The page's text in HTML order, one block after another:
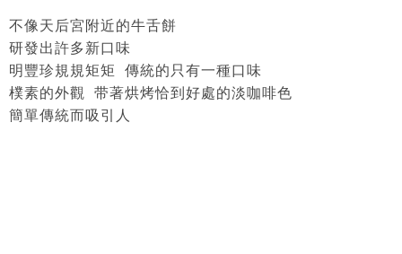
不像天后宮附近的牛舌餅
研發出許多新口味
明豐珍規規矩矩 傳統的只有一種口味
樸素的外觀 带著烘烤恰到好處的淡咖啡色
簡單傳統而吸引人